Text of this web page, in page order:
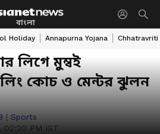
বাংলা
Holiday Annapurna Yojana Chhatravriti
লিগে মুম্বই
কোচ ও মেন্টর ঝুলন
| Sports
02:20 PM IST